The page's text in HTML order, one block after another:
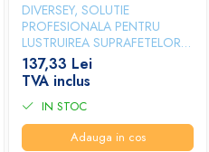
DIVERSEY, SOLUTIE
PROFESIONALA PENTRU
LUSTRUIREA SUPRAFETELOR
DIN OTEL INOXIDABIL SUMA
INOX D7.1, 750 ML
137,33 Lei
TVA inclus
IN STOC
Adauga in cos